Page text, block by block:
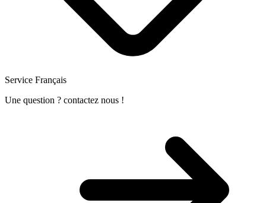
Service Français
Une question ? contactez nous !